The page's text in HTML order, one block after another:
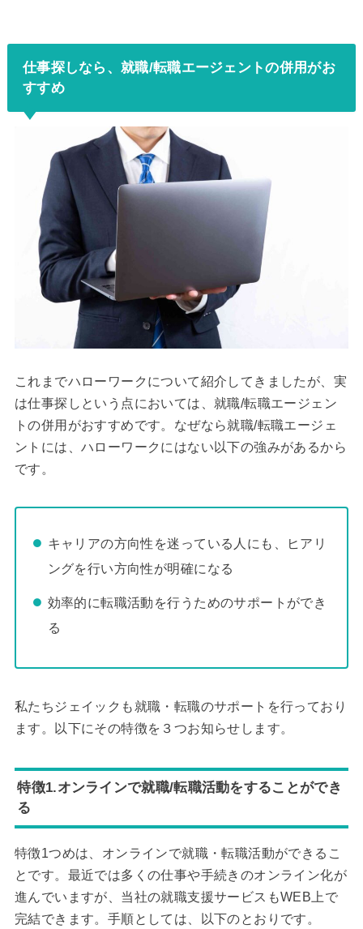
仕事探しなら、就職/転職エージェントの併用がお
すすめ
これまでハローワークについて紹介してきましたが、実
は仕事探しという点においては、就職/転職エージェン
トの併用がおすすめです。なぜなら就職/転職エージェ
ントには、ハローワークにはない以下の強みがあるから
です。
キャリアの方向性を迷っている人にも、ヒアリ
ングを行い方向性が明確になる
効率的に転職活動を行うためのサポートができ
る
私たちジェイックも就職・転職のサポートを行っており
ます。以下にその特徴を３つお知らせします。
特徴1.オンラインで就職/転職活動をすることができ
る
特徴1つめは、オンラインで就職・転職活動ができるこ
とです。最近では多くの仕事や手続きのオンライン化が
進んでいますが、当社の就職支援サービスもWEB上で
完結できます。手順としては、以下のとおりです。